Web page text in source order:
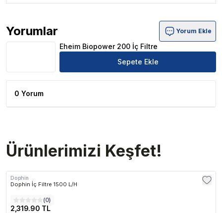
Yorumlar
Eheim Biopower 200 İç Filtre Ürün Yorumları
Yorum Ekle
Eheim Biopower 200 İç Filtre
Sepete Ekle
0 Yorum
Ürünlerimizi Keşfet!
Dophin
Dophin İç Filtre 1500 L/H
(0)
2,319.90 TL